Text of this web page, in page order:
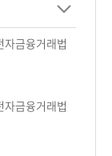
금융거래법
금융거래법